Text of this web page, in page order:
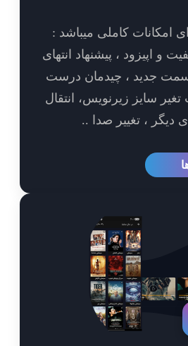
کاملی میباشد :
، پیشنهاد انتهای
چیدمان درست
زیرنویس، انتقال
صدا ..